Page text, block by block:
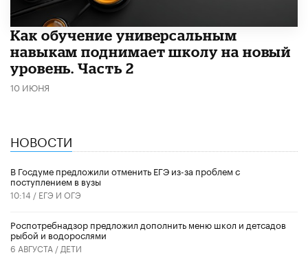
​Как обучение универсальным
навыкам поднимает школу на новый
уровень. Часть 2
10 ИЮНЯ
НОВОСТИ
В Госдуме предложили отменить ЕГЭ из-за проблем с
поступлением в вузы
10:14 / ЕГЭ И ОГЭ
Роспотребнадзор предложил дополнить меню школ и детсадов
рыбой и водорослями
6 АВГУСТА / ДЕТИ